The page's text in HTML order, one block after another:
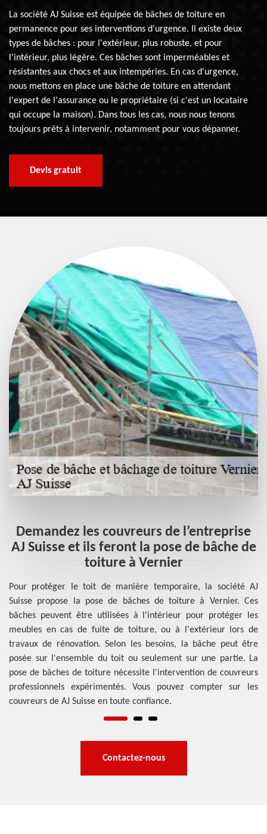
La société AJ Suisse est équipée de bâches de toiture en
permanence pour ses interventions d'urgence. Il existe deux
types de bâches : pour l'extérieur, plus robuste, et pour
l'intérieur, plus légère. Ces bâches sont imperméables et
résistantes aux chocs et aux intempéries. En cas d'urgence,
nous mettons en place une bâche de toiture en attendant
l'expert de l'assurance ou le propriétaire (si c'est un locataire
qui occupe la maison). Dans tous les cas, nous nous tenons
toujours prêts à intervenir, notamment pour vous dépanner.
Devis gratuit
Demandez les couvreurs de l’entreprise
AJ Suisse et ils feront la pose de bâche de
toiture à Vernier
Pour protéger le toit de manière temporaire, la société AJ
Suisse propose la pose de bâches de toiture à Vernier. Ces
bâches peuvent être utilisées à l'intérieur pour protéger les
meubles en cas de fuite de toiture, ou à l'extérieur lors de
travaux de rénovation. Selon les besoins, la bâche peut être
posée sur l'ensemble du toit ou seulement sur une partie. La
pose de bâches de toiture nécessite l'intervention de couvreurs
professionnels expérimentés. Vous pouvez compter sur les
couvreurs de AJ Suisse en toute confiance.
Contactez-nous